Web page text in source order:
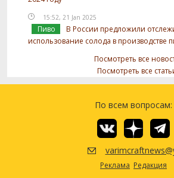
15:52, 21 Jan 2025
Пиво
В России предложили
использование солода в производстве
Посмотреть все
Посмотреть все
По всем вопросам:
Реклама Редакция